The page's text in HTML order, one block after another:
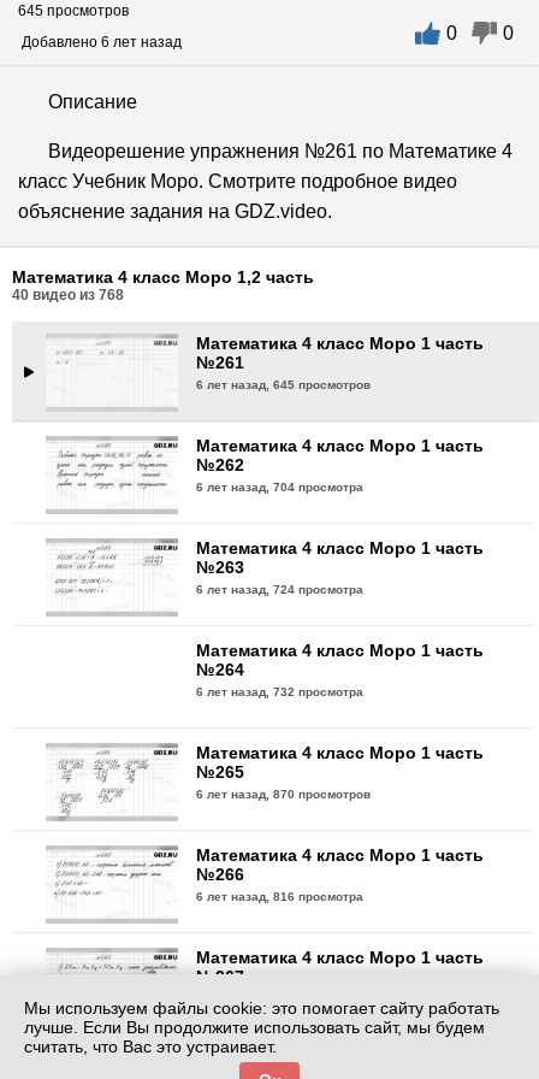
645 просмотров
Добавлено 6 лет назад
0 0
Описание
Видеорешение упражнения №261 по Математике 4
класс Учебник Моро. Смотрите подробное видео
объяснение задания на GDZ.video.
Математика 4 класс Моро 1,2 часть
40 видео из 768
Математика 4 класс Моро 1 часть
№259
6 лет назад,784 просмотра
6 лет назад,694 просмотра
Математика 4 класс Моро 1 часть
№261
6 лет назад,645 просмотров
Математика 4 класс Моро 1 часть
№262
6 лет назад,704 просмотра
Математика 4 класс Моро 1 часть
№263
6 лет назад,724 просмотра
Математика 4 класс Моро 1 часть
№264
6 лет назад,732 просмотра
Математика 4 класс Моро 1 часть
№265
6 лет назад,870 просмотров
Математика 4 класс Моро 1 часть
№266
6 лет назад,816 просмотра
Математика 4 класс Моро 1 часть
№267
Математика 4 класс Моро 1 часть
Мы используем файлы cookie: это помогает сайту работать
лучше. Если Вы продолжите использовать сайт, мы будем
считать, что Вас это устраивает.